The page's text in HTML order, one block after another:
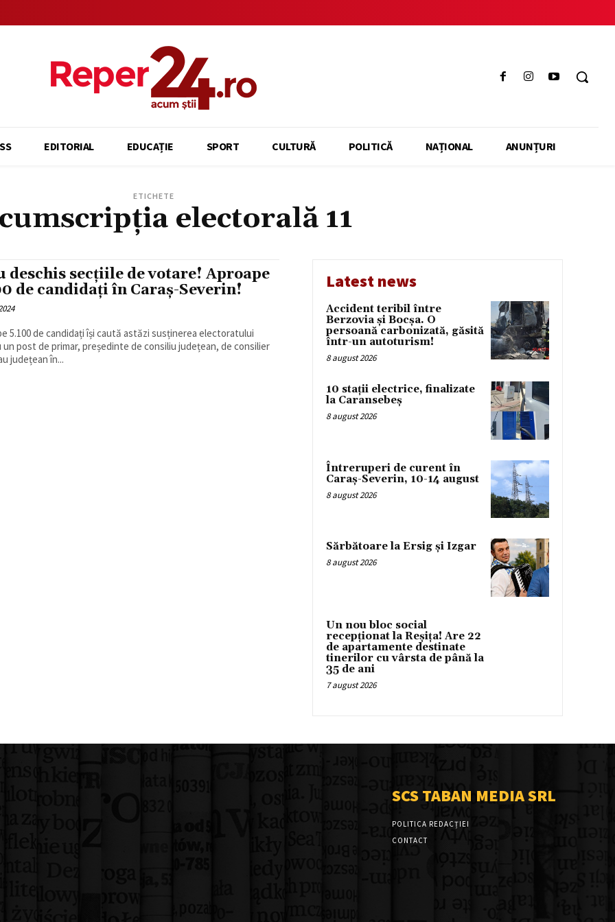
EDITORIAL EDUCAȚIE SPORT CULTURĂ POLITICĂ NAȚIONAL ANUNȚURI
ETICHETE
electorală 11
deschis secțiile de votare! Aproape
de candidați în Caraș-Severin!
5.100 de candidați își caută astăzi susținerea electoratului
post de primar, președinte de consiliu județean, de consilier
județean în...
Latest news
Accident teribil între
Berzovia și Bocșa. O
persoană carbonizată, găsită
într-un autoturism!
8 august 2026
10 stații electrice, finalizate
la Caransebeș
8 august 2026
Întreruperi de curent în
Caraș-Severin, 10-14 august
8 august 2026
Sărbătoare la Ersig și Izgar
8 august 2026
Un nou bloc social
recepționat la Reșița! Are 22
de apartamente destinate
tinerilor cu vârsta de până la
35 de ani
7 august 2026
SCS TABAN MEDIA SRL
POLITICA REDACȚIEI
CONTACT